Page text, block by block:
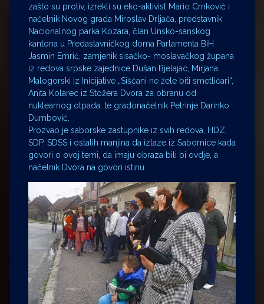
zašto su protiv, izrekli su eko-aktivist Mario Crnković i
načelnik Novog grada Miroslav Drljača, predstavnik
Nacionalnog parka Kozara, član Unsko-sanskog
kantona u Predastavničkog doma Parlamenta BiH
Jasmin Emrić, zamjenik sisačko- moslavačkog župana
iz redova srpske zajednice Dušan Bjelajac, Mirjana
Malogorski iz Inicijative „Siščani ne žele biti smetličari“,
Anita Kolarec iz Stožera Dvora za obranu od
nuklearnog otpada, te gradonačelnik Petrinje Darinko
Dumbović.
Prozvao je saborske zastupnike iz svih redova, HDZ,
SDP, SDSS i ostalih manjina da izlaze iz Sabornice kada
govori o ovoj temi, da imaju obraza bili bi ovdje, a
načelnik Dvora na govori istinu.